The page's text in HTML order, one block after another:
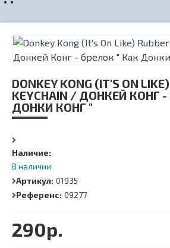
DONKEY KONG (IT'S ON
KEYCHAIN / ДОНКЕЙ КОНГ
ДОНКИ КОНГ "
Наличие:
В наличии
Артикул: 01935
Референс: 09277
290р.